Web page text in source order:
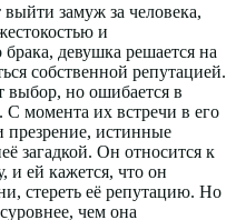
замуж за человека,
и
девушка решается на
собственной репутацией.
выбор, но ошибается в
С момента их встречи в его
презрение, истинные
загадкой. Он относится к
и ей кажется, что он
стереть её репутацию. Но
чем она